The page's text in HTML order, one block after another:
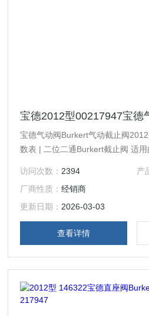
宝德气动阀Burkert气动截止阀
数表 | 二位二通Burkert截止阀 适
2012 / 商品编号 217947 德国
Burkert气动截止阀2012型商品描
座阀，由一个气动的活塞
访问次数： 2394 产
厂商性质：经销商
更新日期： 2026-03-03
查看详情